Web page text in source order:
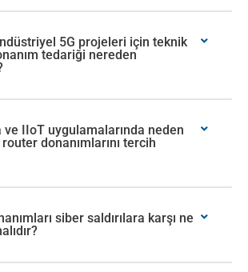
5G projeleri için teknik
tedariği nereden
ve IIoT uygulamalarında neden
donanımlarını tercih
siber saldırılara karşı ne